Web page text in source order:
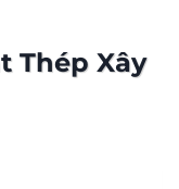
Thép Xây